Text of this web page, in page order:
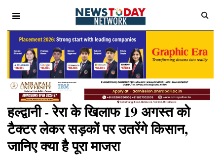
हल्द्वानी - रेरा के खिलाफ 19 अगस्त को
टैक्टर लेकर सड़कों पर उतरेंगे किसान,
जानिए क्या है पूरा माजरा